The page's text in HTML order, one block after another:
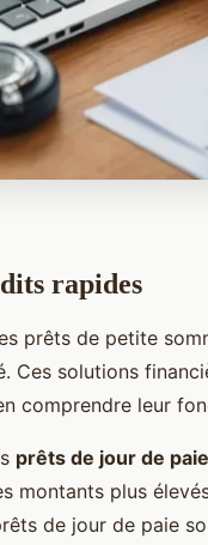
rapides
prêts de petite
Ces solutions
comprendre leur
prêts de jour de paie
montants plus
de jour de paie